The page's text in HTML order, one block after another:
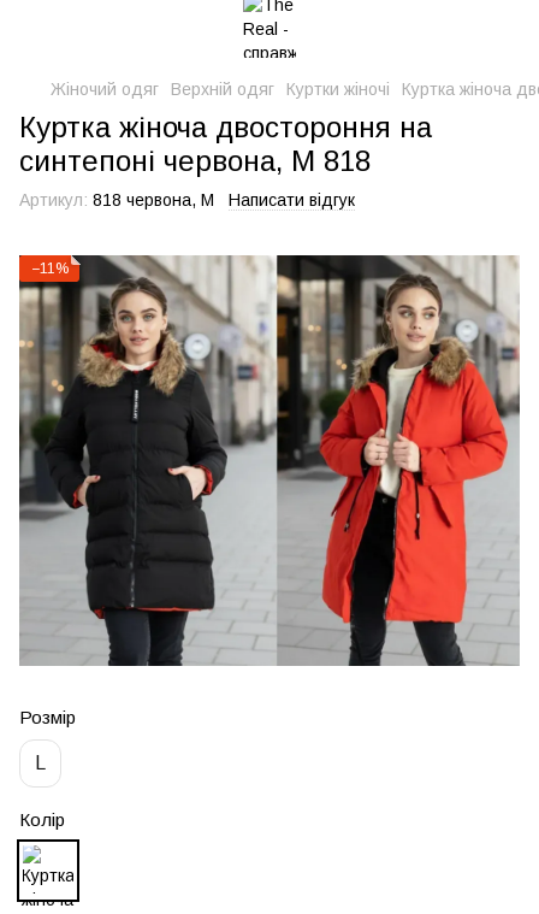
Жіночий одяг Верхній одяг Куртки жіночі Куртка жіноча
Куртка жіноча двостороння на
синтепоні червона, M 818
Артикул: 818 червона, M Написати відгук
−11%
Розмір
Колір